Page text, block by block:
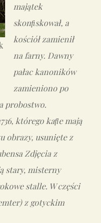
majątek
skonﬁskował, a
kościół zamienił
na farny. Dawny
pałac kanoników
zamieniono po
probostwo.
którego kaﬂe mają
obrazy, usunięte z
Zdjęcia z
stary, misterny
stalle. W części
z gotyckim